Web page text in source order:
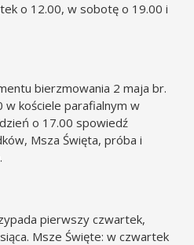
o 12.00, w sobotę o 19.00 i
bierzmowania 2 maja br.
kościele parafialnym w
o 17.00 spowiedź
Msza Święta, próba i
pierwszy czwartek,
Msze Święte: w czwartek